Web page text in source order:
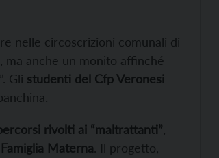
nelle circoscrizioni comunali di
anche un monito affinché
Gli studenti del Cfp Veronesi
rivolti ai “maltrattanti”
Famiglia Materna. Il progetto,